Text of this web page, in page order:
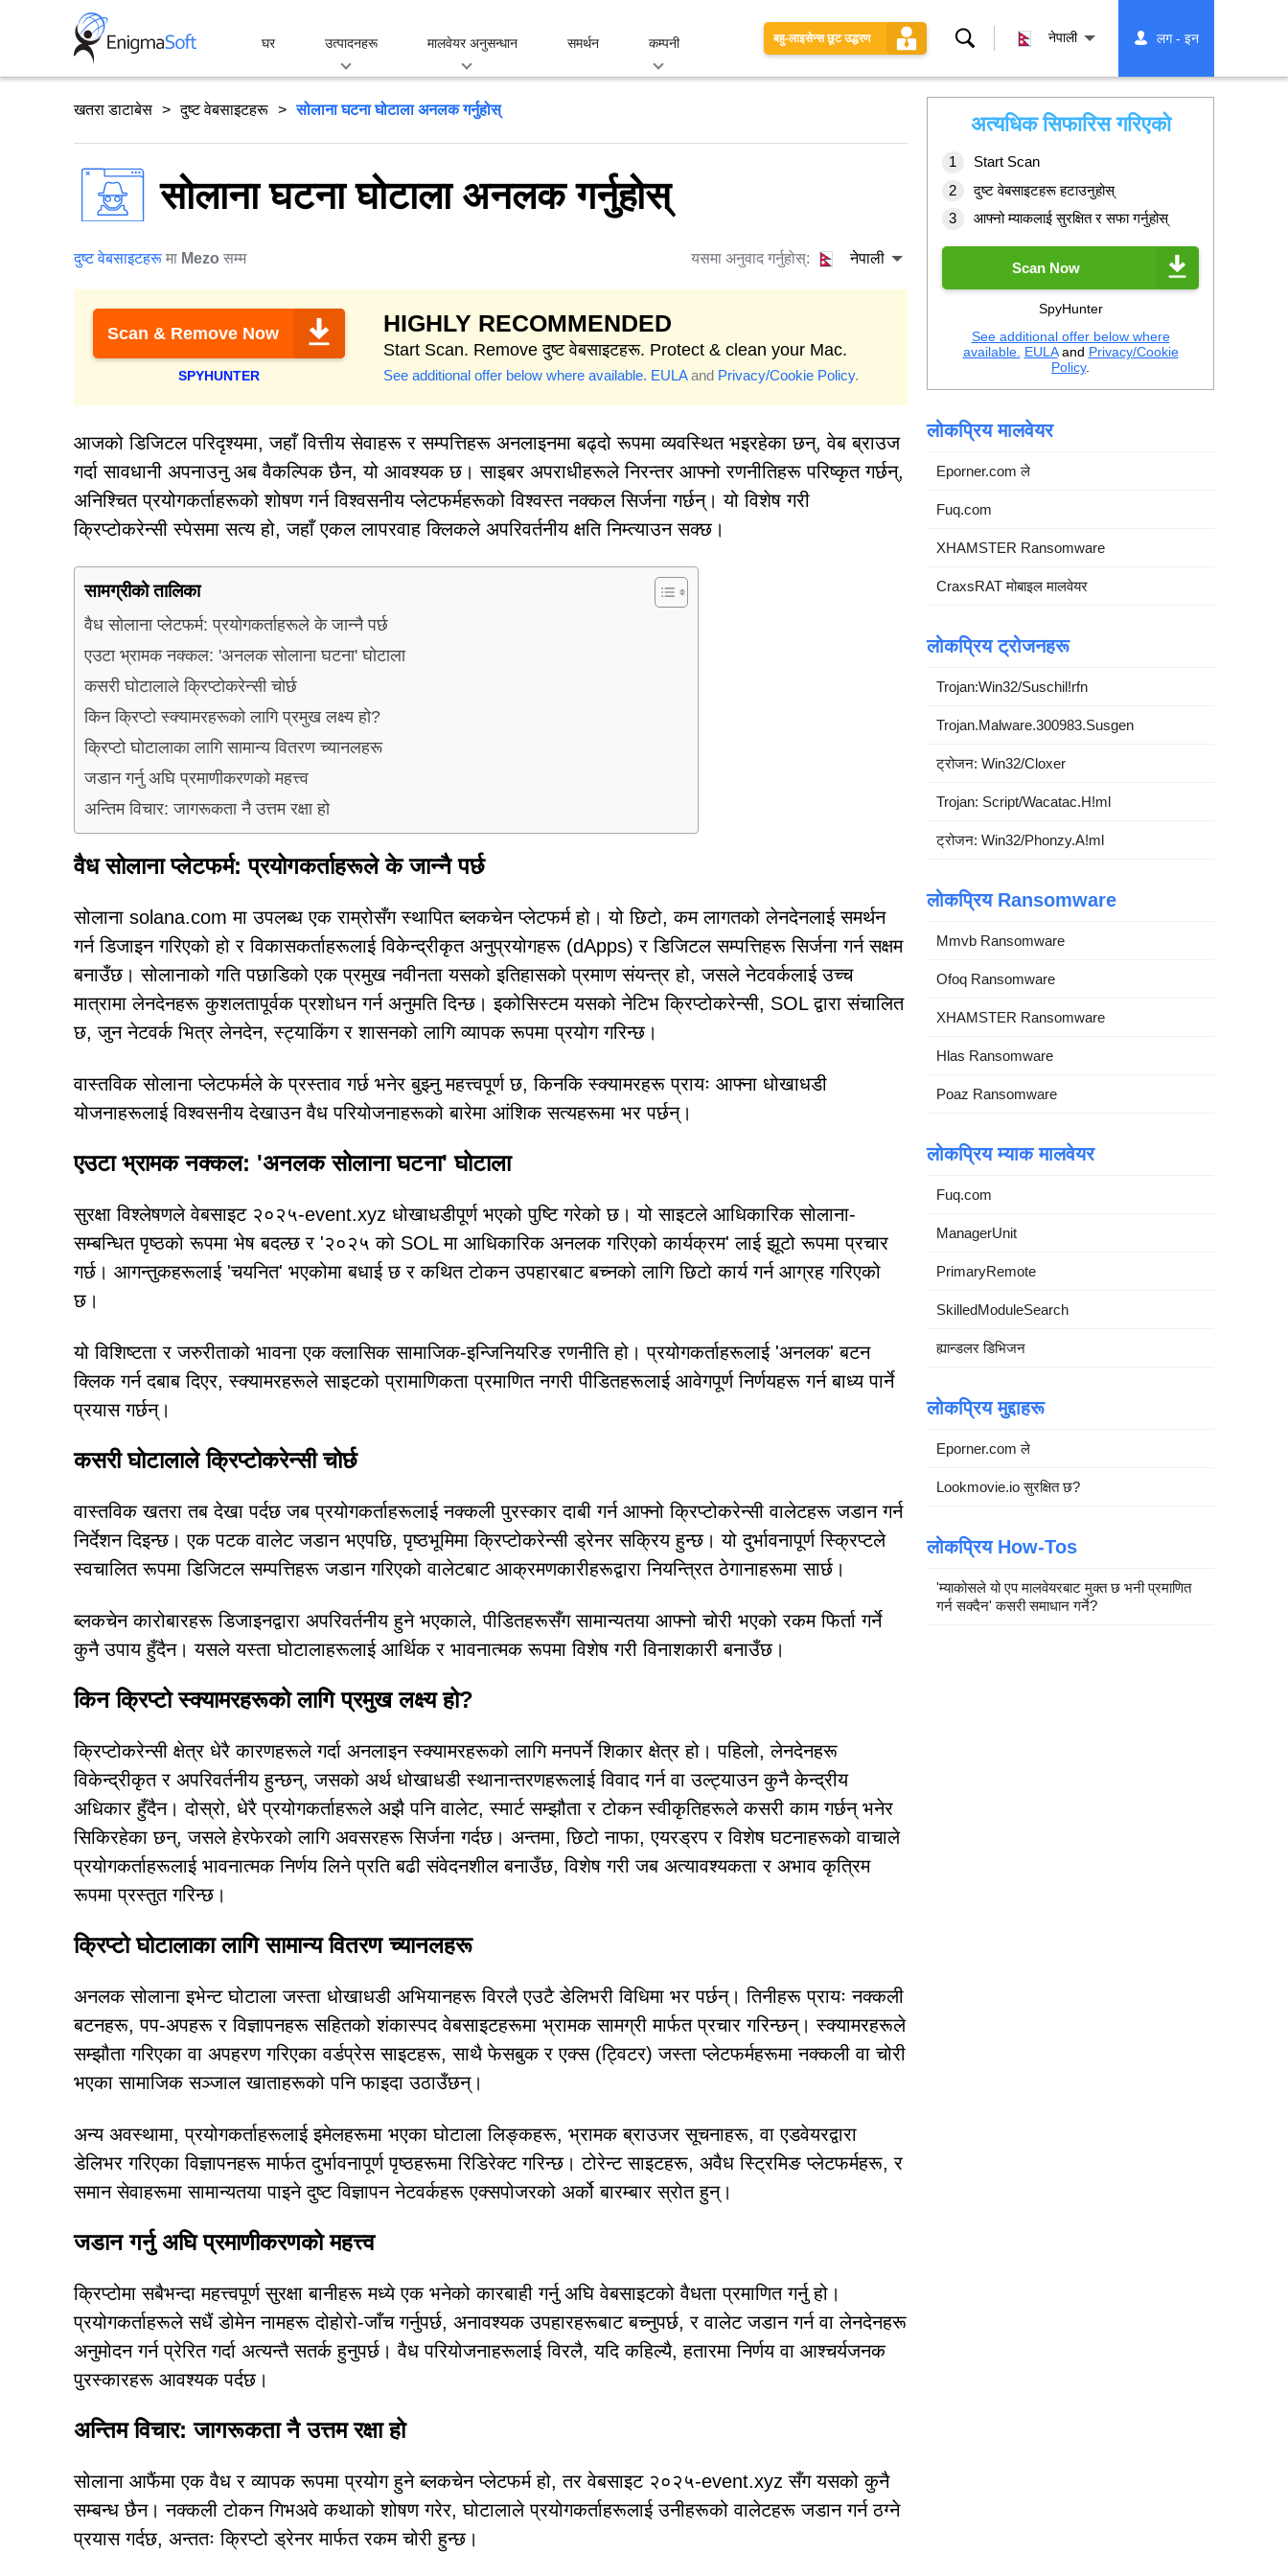
घर उत्पादनहरू मालवेयर अनुसन्धान समर्थन कम्पनी बहु-लाइसेन्स छूट उद्धरण खोज्नुहोस् नेपाली लग - इन
खतरा डाटाबेस दुष्ट वेबसाइटहरू सोलाना घटना घोटाला अनलक गर्नुहोस्
सोलाना घटना घोटाला अनलक गर्नुहोस्
दुष्ट वेबसाइटहरू मा Mezo सम्म यसमा अनुवाद गर्नुहोस्: नेपाली
Scan & Remove Now
SPYHUNTER
HIGHLY RECOMMENDED
Start Scan. Remove दुष्ट वेबसाइटहरू. Protect & clean your Mac.
See additional offer below where available. EULAand Privacy/Cookie Policy.
आजको डिजिटल परिदृश्यमा, जहाँ वित्तीय सेवाहरू र सम्पत्तिहरू अनलाइनमा बढ्दो रूपमा व्यवस्थित भइरहेका छन्, वेब ब्राउज
गर्दा सावधानी अपनाउनु अब वैकल्पिक छैन, यो आवश्यक छ। साइबर अपराधीहरूले निरन्तर आफ्नो रणनीतिहरू परिष्कृत गर्छन्,
अनिश्चित प्रयोगकर्ताहरूको शोषण गर्न विश्वसनीय प्लेटफर्महरूको विश्वस्त नक्कल सिर्जना गर्छन्। यो विशेष गरी
क्रिप्टोकरेन्सी स्पेसमा सत्य हो, जहाँ एकल लापरवाह क्लिकले अपरिवर्तनीय क्षति निम्त्याउन सक्छ।
सामग्रीको तालिका
वैध सोलाना प्लेटफर्म: प्रयोगकर्ताहरूले के जान्नै पर्छ
एउटा भ्रामक नक्कल: 'अनलक सोलाना घटना' घोटाला
कसरी घोटालाले क्रिप्टोकरेन्सी चोर्छ
किन क्रिप्टो स्क्यामरहरूको लागि प्रमुख लक्ष्य हो?
क्रिप्टो घोटालाका लागि सामान्य वितरण च्यानलहरू
जडान गर्नु अघि प्रमाणीकरणको महत्त्व
अन्तिम विचार: जागरूकता नै उत्तम रक्षा हो
वैध सोलाना प्लेटफर्म: प्रयोगकर्ताहरूले के जान्नै पर्छ
सोलाना solana.com मा उपलब्ध एक राम्रोसँग स्थापित ब्लकचेन प्लेटफर्म हो। यो छिटो, कम लागतको लेनदेनलाई समर्थन
गर्न डिजाइन गरिएको हो र विकासकर्ताहरूलाई विकेन्द्रीकृत अनुप्रयोगहरू (dApps) र डिजिटल सम्पत्तिहरू सिर्जना गर्न सक्षम
बनाउँछ। सोलानाको गति पछाडिको एक प्रमुख नवीनता यसको इतिहासको प्रमाण संयन्त्र हो, जसले नेटवर्कलाई उच्च
मात्रामा लेनदेनहरू कुशलतापूर्वक प्रशोधन गर्न अनुमति दिन्छ। इकोसिस्टम यसको नेटिभ क्रिप्टोकरेन्सी, SOL द्वारा संचालित
छ, जुन नेटवर्क भित्र लेनदेन, स्ट्याकिंग र शासनको लागि व्यापक रूपमा प्रयोग गरिन्छ।
वास्तविक सोलाना प्लेटफर्मले के प्रस्ताव गर्छ भनेर बुझ्नु महत्त्वपूर्ण छ, किनकि स्क्यामरहरू प्रायः आफ्ना धोखाधडी
योजनाहरूलाई विश्वसनीय देखाउन वैध परियोजनाहरूको बारेमा आंशिक सत्यहरूमा भर पर्छन्।
एउटा भ्रामक नक्कल: 'अनलक सोलाना घटना' घोटाला
सुरक्षा विश्लेषणले वेबसाइट २०२५-event.xyz धोखाधडीपूर्ण भएको पुष्टि गरेको छ। यो साइटले आधिकारिक सोलाना-
सम्बन्धित पृष्ठको रूपमा भेष बदल्छ र '२०२५ को SOL मा आधिकारिक अनलक गरिएको कार्यक्रम' लाई झूटो रूपमा प्रचार
गर्छ। आगन्तुकहरूलाई 'चयनित' भएकोमा बधाई छ र कथित टोकन उपहारबाट बच्नको लागि छिटो कार्य गर्न आग्रह गरिएको
छ।
यो विशिष्टता र जरुरीताको भावना एक क्लासिक सामाजिक-इन्जिनियरिङ रणनीति हो। प्रयोगकर्ताहरूलाई 'अनलक' बटन
क्लिक गर्न दबाब दिएर, स्क्यामरहरूले साइटको प्रामाणिकता प्रमाणित नगरी पीडितहरूलाई आवेगपूर्ण निर्णयहरू गर्न बाध्य पार्ने
प्रयास गर्छन्।
कसरी घोटालाले क्रिप्टोकरेन्सी चोर्छ
वास्तविक खतरा तब देखा पर्दछ जब प्रयोगकर्ताहरूलाई नक्कली पुरस्कार दाबी गर्न आफ्नो क्रिप्टोकरेन्सी वालेटहरू जडान गर्न
निर्देशन दिइन्छ। एक पटक वालेट जडान भएपछि, पृष्ठभूमिमा क्रिप्टोकरेन्सी ड्रेनर सक्रिय हुन्छ। यो दुर्भावनापूर्ण स्क्रिप्टले
स्वचालित रूपमा डिजिटल सम्पत्तिहरू जडान गरिएको वालेटबाट आक्रमणकारीहरूद्वारा नियन्त्रित ठेगानाहरूमा सार्छ।
ब्लकचेन कारोबारहरू डिजाइनद्वारा अपरिवर्तनीय हुने भएकाले, पीडितहरूसँग सामान्यतया आफ्नो चोरी भएको रकम फिर्ता गर्ने
कुनै उपाय हुँदैन। यसले यस्ता घोटालाहरूलाई आर्थिक र भावनात्मक रूपमा विशेष गरी विनाशकारी बनाउँछ।
किन क्रिप्टो स्क्यामरहरूको लागि प्रमुख लक्ष्य हो?
क्रिप्टोकरेन्सी क्षेत्र धेरै कारणहरूले गर्दा अनलाइन स्क्यामरहरूको लागि मनपर्ने शिकार क्षेत्र हो। पहिलो, लेनदेनहरू
विकेन्द्रीकृत र अपरिवर्तनीय हुन्छन्, जसको अर्थ धोखाधडी स्थानान्तरणहरूलाई विवाद गर्न वा उल्ट्याउन कुनै केन्द्रीय
अधिकार हुँदैन। दोस्रो, धेरै प्रयोगकर्ताहरूले अझै पनि वालेट, स्मार्ट सम्झौता र टोकन स्वीकृतिहरूले कसरी काम गर्छन् भनेर
सिकिरहेका छन्, जसले हेरफेरको लागि अवसरहरू सिर्जना गर्दछ। अन्तमा, छिटो नाफा, एयरड्रप र विशेष घटनाहरूको वाचाले
प्रयोगकर्ताहरूलाई भावनात्मक निर्णय लिने प्रति बढी संवेदनशील बनाउँछ, विशेष गरी जब अत्यावश्यकता र अभाव कृत्रिम
रूपमा प्रस्तुत गरिन्छ।
क्रिप्टो घोटालाका लागि सामान्य वितरण च्यानलहरू
अनलक सोलाना इभेन्ट घोटाला जस्ता धोखाधडी अभियानहरू विरलै एउटै डेलिभरी विधिमा भर पर्छन्। तिनीहरू प्रायः नक्कली
बटनहरू, पप-अपहरू र विज्ञापनहरू सहितको शंकास्पद वेबसाइटहरूमा भ्रामक सामग्री मार्फत प्रचार गरिन्छन्। स्क्यामरहरूले
सम्झौता गरिएका वा अपहरण गरिएका वर्डप्रेस साइटहरू, साथै फेसबुक र एक्स (ट्विटर) जस्ता प्लेटफर्महरूमा नक्कली वा चोरी
भएका सामाजिक सञ्जाल खाताहरूको पनि फाइदा उठाउँछन्।
अन्य अवस्थामा, प्रयोगकर्ताहरूलाई इमेलहरूमा भएका घोटाला लिङ्कहरू, भ्रामक ब्राउजर सूचनाहरू, वा एडवेयरद्वारा
डेलिभर गरिएका विज्ञापनहरू मार्फत दुर्भावनापूर्ण पृष्ठहरूमा रिडिरेक्ट गरिन्छ। टोरेन्ट साइटहरू, अवैध स्ट्रिमिङ प्लेटफर्महरू, र
समान सेवाहरूमा सामान्यतया पाइने दुष्ट विज्ञापन नेटवर्कहरू एक्सपोजरको अर्को बारम्बार स्रोत हुन्।
जडान गर्नु अघि प्रमाणीकरणको महत्त्व
क्रिप्टोमा सबैभन्दा महत्त्वपूर्ण सुरक्षा बानीहरू मध्ये एक भनेको कारबाही गर्नु अघि वेबसाइटको वैधता प्रमाणित गर्नु हो।
प्रयोगकर्ताहरूले सधैं डोमेन नामहरू दोहोरो-जाँच गर्नुपर्छ, अनावश्यक उपहारहरूबाट बच्नुपर्छ, र वालेट जडान गर्न वा लेनदेनहरू
अनुमोदन गर्न प्रेरित गर्दा अत्यन्तै सतर्क हुनुपर्छ। वैध परियोजनाहरूलाई विरलै, यदि कहिल्यै, हतारमा निर्णय वा आश्चर्यजनक
पुरस्कारहरू आवश्यक पर्दछ।
अन्तिम विचार: जागरूकता नै उत्तम रक्षा हो
सोलाना आफैंमा एक वैध र व्यापक रूपमा प्रयोग हुने ब्लकचेन प्लेटफर्म हो, तर वेबसाइट २०२५-event.xyz सँग यसको कुनै
सम्बन्ध छैन। नक्कली टोकन गिभअवे कथाको शोषण गरेर, घोटालाले प्रयोगकर्ताहरूलाई उनीहरूको वालेटहरू जडान गर्न ठग्ने
प्रयास गर्दछ, अन्ततः क्रिप्टो ड्रेनर मार्फत रकम चोरी हुन्छ।
अत्यधिक सिफारिस गरिएको
Start Scan
दुष्ट वेबसाइटहरू हटाउनुहोस्
आफ्नो म्याकलाई सुरक्षित र सफा गर्नुहोस्
Scan Now
SpyHunter
See additional offer below where
available. EULAand Privacy/Cookie
Policy.
लोकप्रिय मालवेयर
Eporner.com ले
Fuq.com
XHAMSTER Ransomware
CraxsRAT मोबाइल मालवेयर
लोकप्रिय ट्रोजनहरू
Trojan:Win32/Suschil!rfn
Trojan.Malware.300983.Susgen
ट्रोजन: Win32/Cloxer
Trojan: Script/Wacatac.H!ml
ट्रोजन: Win32/Phonzy.A!ml
लोकप्रिय Ransomware
Mmvb Ransomware
Ofoq Ransomware
XHAMSTER Ransomware
Hlas Ransomware
Poaz Ransomware
लोकप्रिय म्याक मालवेयर
Fuq.com
ManagerUnit
PrimaryRemote
SkilledModuleSearch
ह्यान्डलर डिभिजन
लोकप्रिय मुद्दाहरू
Eporner.com ले
Lookmovie.io सुरक्षित छ?
लोकप्रिय How-Tos
'म्याकोसले यो एप मालवेयरबाट मुक्त छ भनी प्रमाणित
गर्न सक्दैन' कसरी समाधान गर्ने?